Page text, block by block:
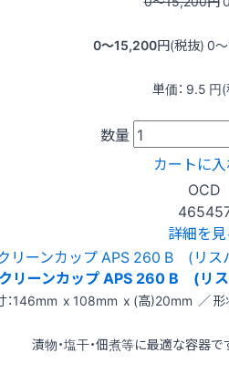
0〜15,200円(税抜) 0
単価： 9.5 円
数量
カートに
OCD
詳細を見
リーンカップ APS 260 B (リ
：146mm x 108mm x (高)20mm ／ 形
漬物・塩干・佃煮等に最適な容器で